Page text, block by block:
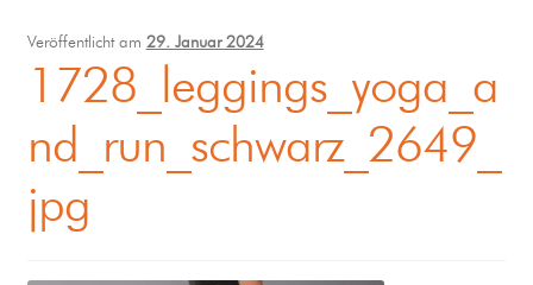
Coaching
Klangmassage
Veröffentlicht am 29. Januar 2024
1728_leggings_yoga_a
nd_run_schwarz_2649_
jpg